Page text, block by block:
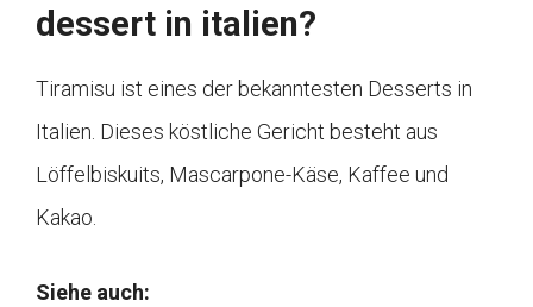
dessert in italien?
Tiramisu ist eines der bekanntesten Desserts in
Italien. Dieses köstliche Gericht besteht aus
Löffelbiskuits, Mascarpone-Käse, Kaffee und
Kakao.
Siehe auch: